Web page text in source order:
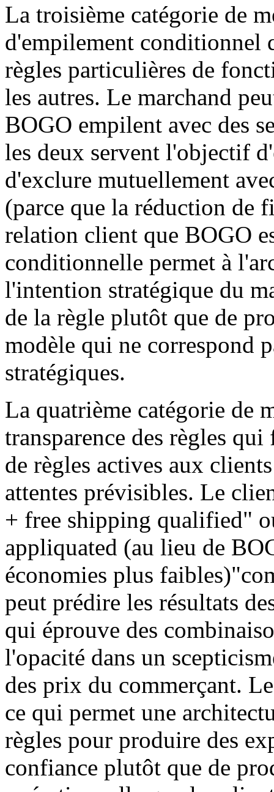
La troisième catégorie de
d'empilement conditionnel
règles particulières de
les autres. Le marchand
BOGO empilent avec des
les deux servent l'objectif
d'exclure mutuellement
(parce que la réduction de
relation client que BOGO
conditionnelle permet à
l'intention stratégique du
de la règle plutôt que de
modèle qui ne correspond
stratégiques.
La quatrième catégorie de
transparence des règles
de règles actives aux
attentes prévisibles. Le
+ free shipping qualified"
appliquated (au lieu de
économies plus
peut prédire les résultats
qui éprouve des
l'opacité dans un
des prix du commerçant.
ce qui permet une
règles pour produire des
confiance plutôt que de